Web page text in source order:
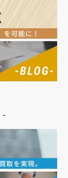
-